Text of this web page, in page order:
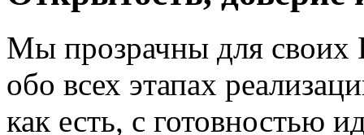
Мы прозрачны для своих
обо всех этапах
как есть, с готовностью